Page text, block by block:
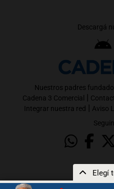
Elegí
Descargá
Nuestros padres
Cadena 3 Comercial |
Integrar nuestra red | Aviso